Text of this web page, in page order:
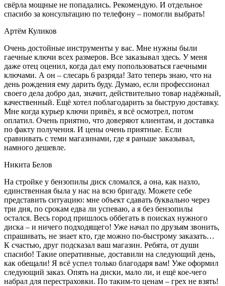
свёрла мощные не попадались. Рекомендую. И отдельное
спасибо за консультацию по телефону – помогли выбрать!
Артём Куликов
Очень достойные инструменты у вас. Мне нужны были
гаечные ключи всех размеров. Все заказывал здесь. У меня
даже отец оценил, когда дал ему попользоваться гаечными
ключами. А он – слесарь 6 разряда! Зато теперь знаю, что на
день рождения ему дарить буду. Думаю, если профессионал
своего дела добро дал, значит, действительно товар надёжный,
качественный. Ещё хотел поблагодарить за быструю доставку.
Мне когда курьер ключи привёз, я всё осмотрел, потом
оплатил. Очень приятно, что доверяют клиентам, и доставка
по факту получения. И цены очень приятные. Если
сравнивать с теми магазинами, где я раньше заказывал,
намного дешевле.
Никита Белов
На стройке у бензопилы диск сломался, а она, как назло,
единственная была у нас на всю бригаду. Можете себе
представить ситуацию: мне объект сдавать буквально через
три дня, по срокам едва ли успеваю, а я без бензопилы
остался. Весь город пришлось оббегать в поисках нужного
диска – и ничего подходящего! Уже начал по друзьям звонить,
спрашивать, не знает кто, где можно по-быстрому заказать…
К счастью, друг подсказал ваш магазин. Ребята, от души
спасибо! Такие оперативные, доставили на следующий день,
как обещали! Я всё успел только благодаря вам! Уже оформил
следующий заказ. Опять на диски, мало ли, и ещё кое-чего
набрал для перестраховки. По таким-то ценам – грех не взять!